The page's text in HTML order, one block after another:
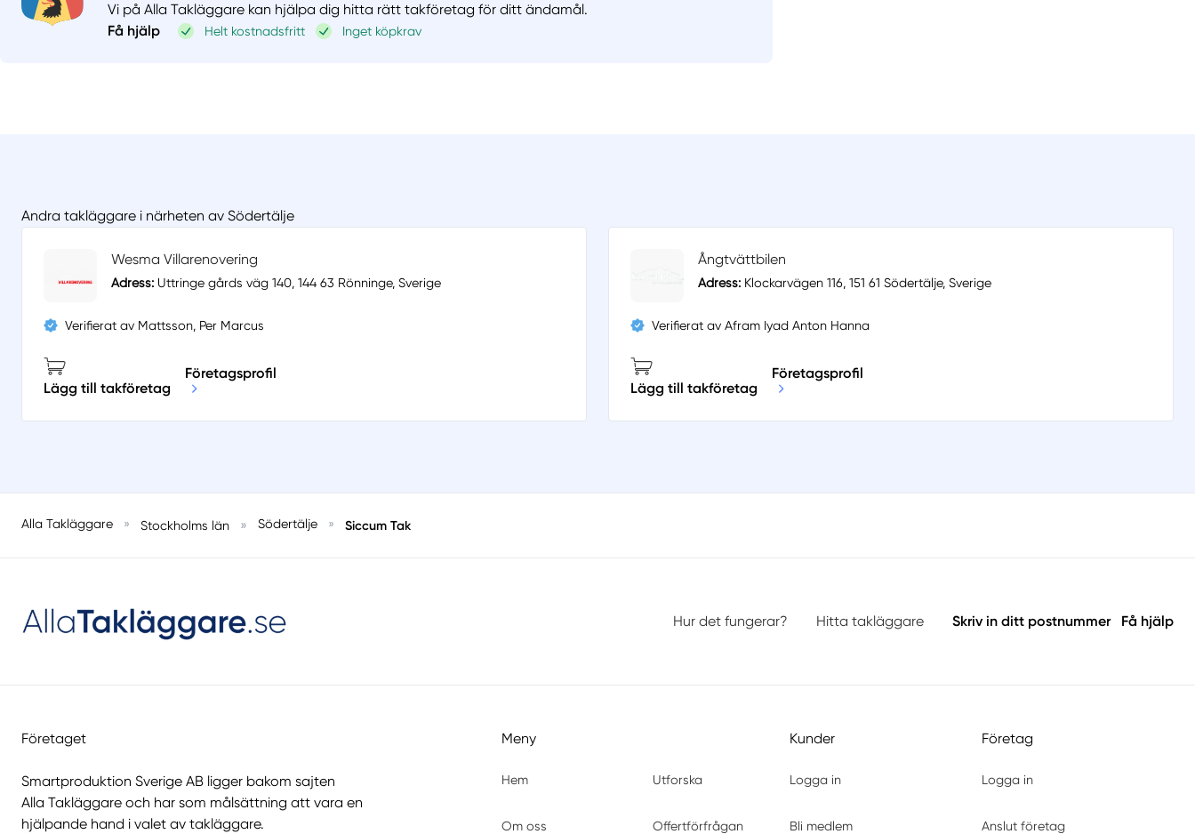
Vi på Alla Takläggare kan hjälpa dig hitta rätt takföretag för ditt ändamål.
Få hjälp
Helt kostnadsfritt Inget köpkrav
Andra takläggare i närheten av Södertälje
Wesma Villarenovering
Adress: Uttringe gårds väg 140, 144 63 Rönninge, Sverige
Verifierat av Mattsson, Per Marcus
Lägg till takföretag
Företagsprofil
Ångtvättbilen
Adress: Klockarvägen 116, 151 61 Södertälje, Sverige
Verifierat av Afram Iyad Anton Hanna
Lägg till takföretag
Företagsprofil
Alla Takläggare » Stockholms län » Södertälje » Siccum Tak
Hur det fungerar? Hitta takläggare Skriv in ditt postnummer Få hjälp
Företaget
Smartproduktion Sverige AB ligger bakom sajten
Alla Takläggare och har som målsättning att vara en
hjälpande hand i valet av takläggare.
Meny
Hem Utforska
Om oss Offertförfrågan
Kunder
Logga in
Bli medlem
Företag
Logga in
Anslut företag